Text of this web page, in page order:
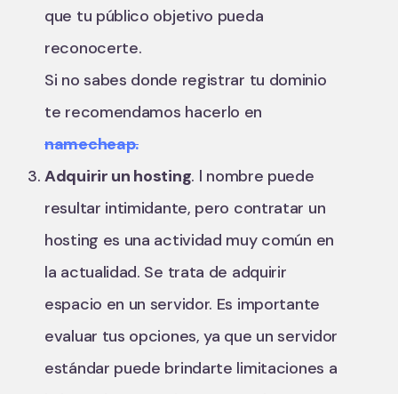
que tu público objetivo pueda
reconocerte.
Si no sabes donde registrar tu dominio
te recomendamos hacerlo en
namecheap.
Adquirir un hosting. l nombre puede
resultar intimidante, pero contratar un
hosting es una actividad muy común en
la actualidad. Se trata de adquirir
espacio en un servidor. Es importante
evaluar tus opciones, ya que un servidor
estándar puede brindarte limitaciones a